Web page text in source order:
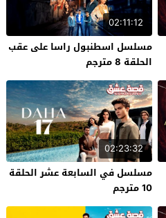
02:11:12
مسلسل اسطنبول راسا على عقب
الحلقة 8 مترجم
02:23:32
مسلسل في السابعة عشر الحلقة
10 مترجم